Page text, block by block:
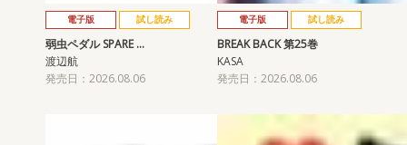
電子版 試し読み
弱虫ペダル SPARE …
渡辺航
発売日：2026.08.06
電子版 試し読み
BREAK BACK 第25巻
KASA
発売日：2026.08.06